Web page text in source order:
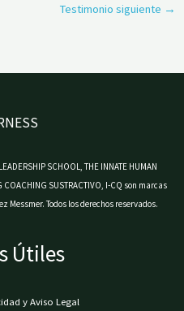
Testimonio siguiente →
SCHOOL, THE INNATE HUMAN
COACHING SUSTRACTIVO, I-CQ son marcas
Messmer. Todos los derechos reservados.
Útiles
y Aviso Legal